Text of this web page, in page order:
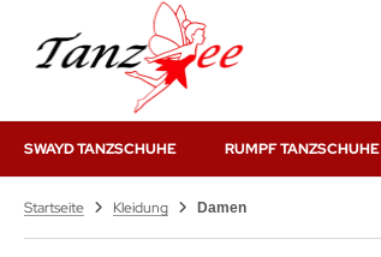
SWAYD TANZSCHUHE RUMPF TANZSCHUHE
Startseite Kleidung Damen